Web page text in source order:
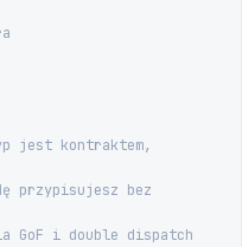
jest kontraktem,
przypisujesz bez
GoF i double dispatch